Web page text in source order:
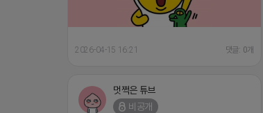
2026-04-15 16:21 댓글: 0개
멋쩍은 튜브
비공개